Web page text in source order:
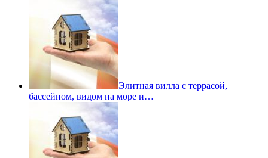
Элитная вилла с террасой,
бассейном, видом на море и…